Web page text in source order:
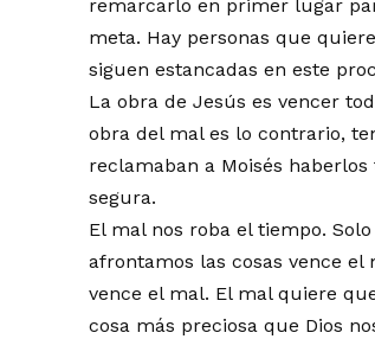
remarcarlo en primer lugar
meta. Hay personas que
siguen estancadas en este
La obra de Jesús es vencer
obra del mal es lo contrario,
reclamaban a Moisés
segura.
El mal nos roba el tiempo.
afrontamos las cosas vence el
vence el mal. El mal quiere
cosa más preciosa que Dios